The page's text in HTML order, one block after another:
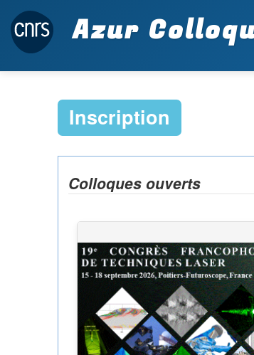
Azur
Inscription
Colloques ouverts